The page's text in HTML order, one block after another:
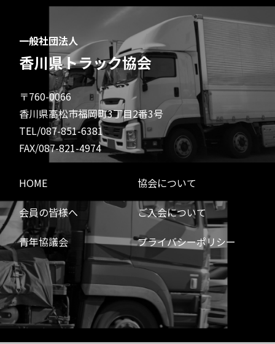
一般社団法人
香川県トラック協会
〒760-0066
香川県高松市福岡町3丁目2番3号
TEL/087-851-6381
FAX/087-821-4974
HOME
協会について
会員の皆様へ
ご入会について
青年協議会
プライバシーポリシー